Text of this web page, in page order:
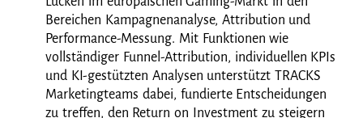
Bereichen Kampagnenanalyse, Attribution und
Performance-Messung. Mit Funktionen wie
vollständiger Funnel-Attribution, individuellen KPIs
und KI-gestützten Analysen unterstützt TRACKS
Marketingteams dabei, fundierte Entscheidungen
zu treffen, den Return on Investment zu steigern